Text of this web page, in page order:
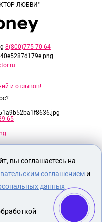
ЛЮБВИ"
8(800)775-70-64
и отзывов!
65
старше 18 лет!
вы соглашаетесь на
соглашениеми
данных